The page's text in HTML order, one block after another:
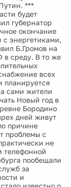
***
будет
губернатор
окончание
с энергетиками,
Б.Громов на
в среду. В то же
всех
планируется
а сами жители
Новый год в
Бородино
дней живут
причине
проблемы с
не
телефонной
пообещали
за
и